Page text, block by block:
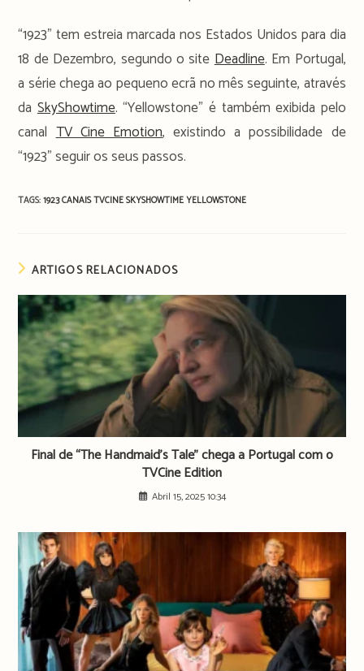
“1923” tem estreia marcada nos Estados Unidos para dia
18 de Dezembro, segundo o siteDeadline. Em Portugal,
a série chega ao pequeno ecrã no mês seguinte, através
da SkyShowtime. “Yellowstone” é também exibida pelo
canalTV Cine Emotion, existindo a possibilidade de
“1923” seguir os seus passos.
TAGS:1923CANAIS TVCINESKYSHOWTIMEYELLOWSTONE
ARTIGOS RELACIONADOS
Final de “The Handmaid’s Tale” chega a Portugal com o
TVCine Edition
Abril 15, 2025 10:34